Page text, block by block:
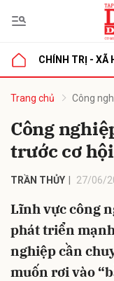
CHÍNH TRỊ - XÃ
Trang chủ Công
Công
trước cơ
TRẦN THỦY 27/06/
Lĩnh vực công
phát triển
nghiệp cần
muốn rơi vào
luận